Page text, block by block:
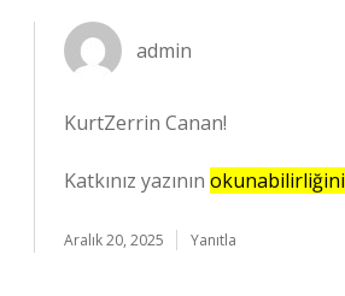
admin
KurtZerrin Canan!
Katkınız yazının okunabilirliğini
Aralık 20, 2025 Yanıtla